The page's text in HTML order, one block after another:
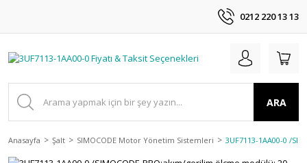
0212 220 13 13
ARA
Anasayfa Şalt SIMOCODE Motor Yönetim Sistemleri 3UF7113-1AA00-0 /